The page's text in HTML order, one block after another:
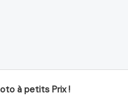
à petits Prix !